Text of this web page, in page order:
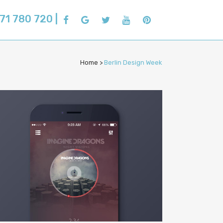
780 720 |
Home > Berlin Design Week